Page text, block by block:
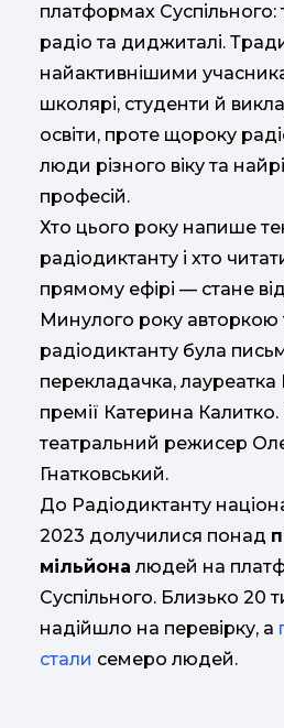
платформах Суспільного:
радіо та диджиталі.
найактивнішими
школярі, студенти й
освіти, проте щороку
люди різного віку та
професій.
Хто цього року напише
радіодиктанту і хто
прямому ефірі — стане
Минулого року авторкою
радіодиктанту була
перекладачка, лауреатка
премії Катерина Калитко.
театральний режисер
Гнатковський.
До Радіодиктанту
2023 долучилися понад
мільйона людей на
Суспільного. Близько 20
надійшло на перевірку, а
стали семеро людей.